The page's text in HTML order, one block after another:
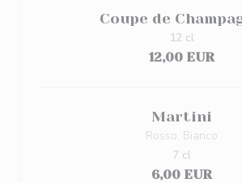
Coupe de
12,00 EUR
12 cl
Martini
Rosso, Bianco
6,00 EUR
7 cl